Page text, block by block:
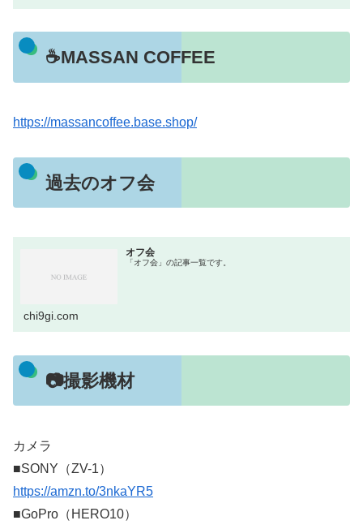
☕MASSAN COFFEE
https://massancoffee.base.shop/
過去のオフ会
オフ会
「オフ会」の記事一覧です。
chi9gi.com
📷撮影機材
カメラ
■SONY（ZV-1）
https://amzn.to/3nkaYR5
■GoPro（HERO10）